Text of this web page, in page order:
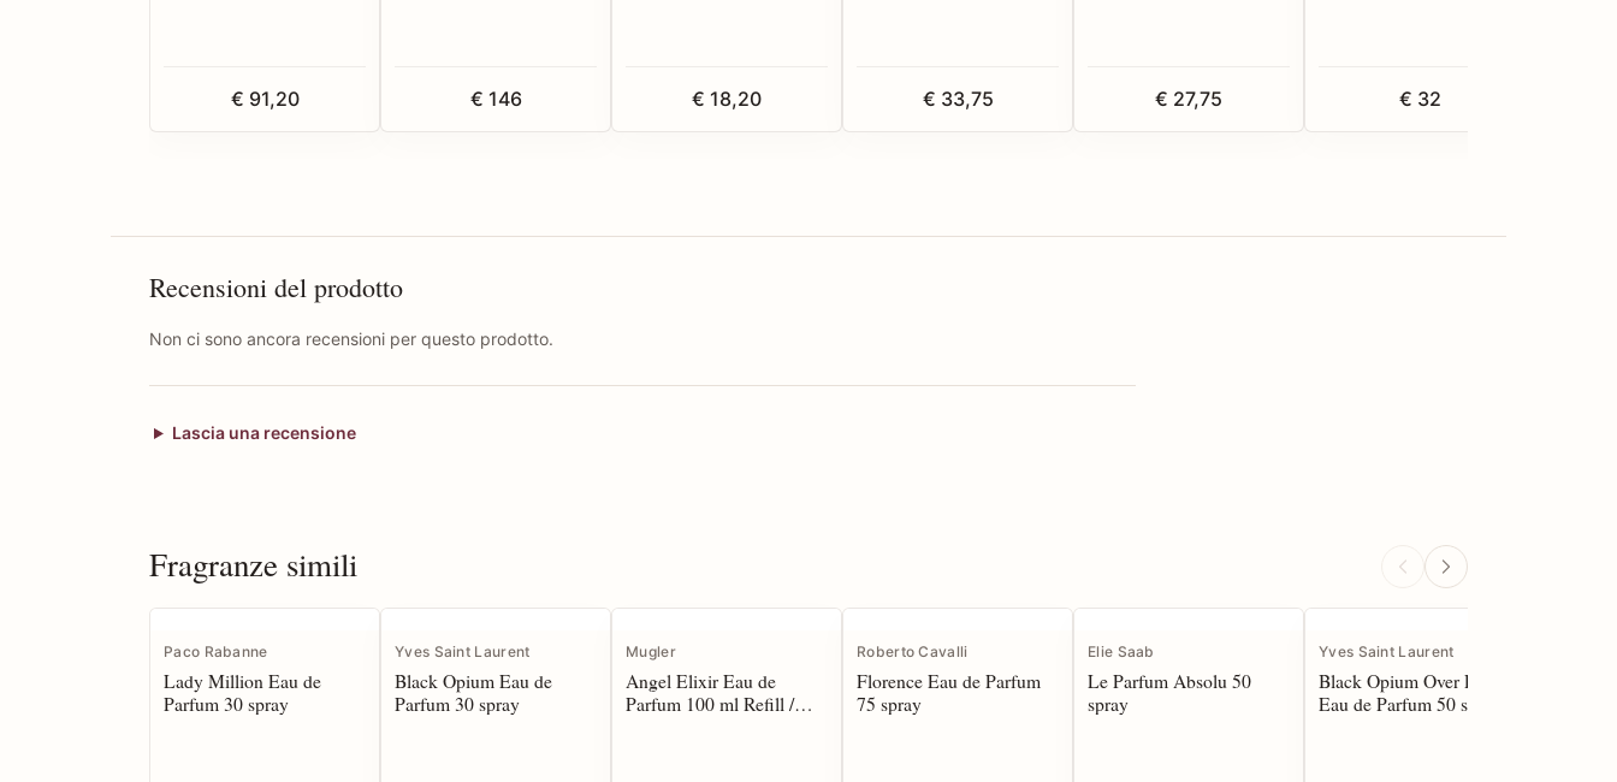
€ 91,20 € 146 € 18,20 € 33,75 € 27,75 € 32
Recensioni del prodotto
Non ci sono ancora recensioni per questo prodotto.
Lascia una recensione
Fragranze simili
Paco Rabanne
Lady Million Eau de
Parfum 30 spray
Yves Saint Laurent
Black Opium Eau de
Parfum 30 spray
Mugler
Angel Elixir Eau de
Parfum 100 ml Refill /
Roberto Cavalli
Florence Eau de Parfum
75 spray
Elie Saab
Le Parfum Absolu 50
spray
Yves Saint Laurent
Black Opium Over Red
Eau de Parfum 50 spray